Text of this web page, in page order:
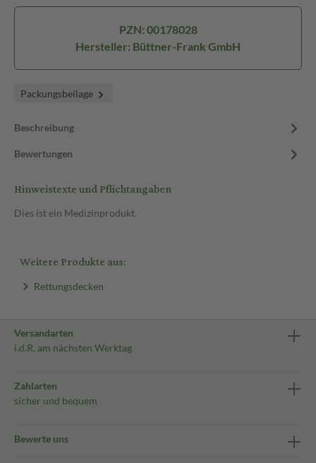
PZN: 00178028
Hersteller: Büttner-Frank GmbH
Packungsbeilage
Beschreibung
Bewertungen
Hinweistexte und Pflichtangaben
Dies ist ein Medizinprodukt.
Weitere Produkte aus:
Rettungsdecken
Versandarten
i.d.R. am nächsten Werktag
Zahlarten
sicher und bequem
Bewerte uns